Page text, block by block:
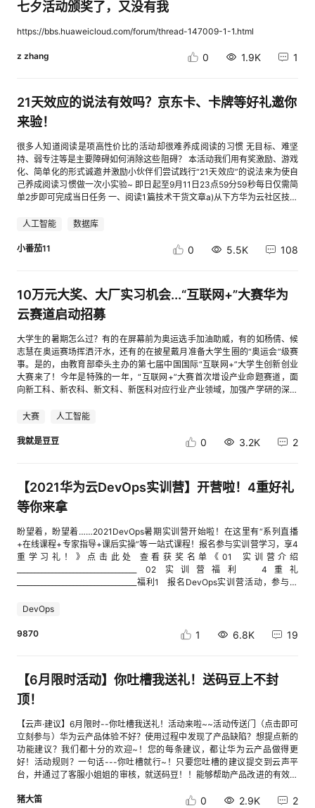
七夕活动颁奖了，又没有我
https://bbs.huaweicloud.com/forum/thread-147009-1-1.html
z zhang 0 1.9K 1
21天效应的说法有效吗？京东卡、卡牌等好礼邀你
来验！
很多人知道阅读是项高性价比的活动却很难养成阅读的习惯 无目标、难坚
持、弱专注等是主要障碍如何消除这些阻碍？ 本活动我们用有奖激励、游戏
化、简单化的形式诚邀并激励小伙伴们尝试践行“21天效应”的说法来为使自
己养成阅读习惯做一次小实验~ 即日起至9月11日23点59分59秒每日仅需简
单2步即可完成当日任务 一、阅读1篇技术干货文章a)从下方华为云社区技术
卡记录,模板——我的flag： x天内，每天读xx领域技术相关文章1篇；日期 +
打卡的留言形式打卡，模板：日期 + “技术干货文章”+已阅读完毕。 按以上
格； HE2E知识卡牌仅限前5名完成连续21天打卡的小伙伴获得~获奖结果将
于9月13日公布，礼品将于13日当周内发放~马上行动吧！ 精选技术文合集
列表：♦ 云原生实战丨用Go语言构建云原生应用开发基础能力的成功探索深
度丨以业务目标为导向，探索企业的云原生体系建设华为云Volcano项目思
考：容器与批量计算的碰撞出何种火花？在 K8S 大规模场景下 Service 性
能如何优化？开发利器丨如何使用ELK设计微服务中的日志收集方案？深度
丨从边缘计算的诞生到应用，探索云、边、端的协同未来微服务架构下，如
何克服分布式事务难题？解析Kubernetes优势与挑战：左手开源，右手边缘
计算从K8s网络的构筑理念说起，如何做好容器集群的保姆？♦ 人工智能成
模型训练开始图灵测试70载，回顾对话机器人的经典实践与最新进展如何基
术支撑城市楼宇智能升级实战丨看华为云EI如何帮你零基础开发开源机器人
温情回顾丨用AI为疫情季的毕业生们“拍”一张专属毕业照自动网络搜索
把手教你不用开发板，零成本搭建LiteOS开发环境「懂环境知冷暖」，看这
群开发者如何让路灯“聪明起来”♦ 数据库GaussDB（for MySQL）如何在存
储架构设计上做到高可靠、高可用技术解密：华为云自研数据库 GaussDB
的存算分离架构如何排查MySQL 连接挂死问题？系统可靠性测试引发的“踩
坑”案例200小时缩短至10小时！86万张表迁移历程分享，架构优化与新知
启发数据库面试要点：关于MySQL数据库千万级数据查询和存储从前世今
生聊一聊，大厂为啥亲睐时序数据库一场由fork引发的超时，让我们重新探
讨了Redis的抖动问题♦ 敏捷观点争鸣丨如何谨慎使用成熟度模型指导敏捷转
型？经典案例丨华为云DevCloud为DevOps转型带来的聚集效应证券行业
处？♦ 云服务器如何快速实现鲲鹏弹性云服务器的Node.js部署和高可用性？
服务器，一站式走完应用移植深度解析丨迈向 ARM 平台，何以解迁移之
丨如何用SpringBoot构建一个优秀的后端接口体系从华为云与阿里云的双11
据结构避坑丨关于C/C++陷阱与套路的精华总结华为专家倾授丨高并发设计
台网站的开发从Hash索引到LSM树，如何用索引技术进行数据库优化关于
代码重构的灵魂三问：是什么？为什么？怎么做？一个神奇的bug：OOM？
优雅终止线程？系统内存占用较高？必须收藏：20个开发技巧教你开发高性
能计算代码前沿丨解读下一代网络：算力网络正从理想照进现实精华知识丨
看Rust布道者张汉东带你入门Rust收录了8位技术专家在2020年的公开演讲
读趋势，分享一线实战经验，了解音视频传输的技术选型、云原生2.0、代
人工智能 数据库
小番茄11 0 5.5K 108
10万元大奖、大厂实习机会...“互联网+”大赛华为
云赛道启动招募
大学生的暑期怎么过？有的在屏幕前为奥运选手加油助威，有的如杨倩、候
志慧在奥运赛场挥洒汗水，还有的在披星戴月准备大学生圈的“奥运会”级赛
事。是的，由教育部牵头主办的第七届中国国际“互联网+”大学生创新创业
大赛来了！今年是特殊的一年，“互联网+”大赛首次增设产业命题赛道，面
向新工科、新农科、新文科、新医科对应行业产业领域，加强产学研的深入
+”大赛对新技术、新产品、新业态、新模式的倡导，华为深入参与产业命题
列命题。在这次产业命题赛道中，华为也为参赛大学生提供了多种支持，包
产业命题赛道，华为云都准备了哪些？先来看看什么是“产业命题赛道”。据
了解，该赛道针对企业行业技术与管理创新需求，面向产业代表性企业、行
业龙头企业以及入选国家“大众创业万众创新示范基地”的大型企业征集命
题。也就是说，由企业发布相应的命题，符合参赛资格的大学生借助高校的
学术科研能力，用可行的对策解决企业生产运营中的各种实际需求。围绕这
个要求，并结合当前云服务相关技术的发展，华为云准备了EI、IoT、应用平
台、智慧校园、AI创新应用和数据库相关的命题，具体如下：应用平台：命
题专家为你解读——理清三步解题思路，用好开发工具结合华为云API开放
平台API Exploer实现照片分类系统；区块链应用场景探索；玩转神器，高效
用，助你实现AI梦想基于华为云EI能力构建“医疗+AI”解决方案；基于华为云
EI能力构建计算机视觉产业应用；基于华为云EI能力构建大数据使能行业应
用；基于AI开发平台ModelArts和MindSpore开源框架创意作品。IoT：命题
专家为你解读——仅需四步，轻松实现场景智能化设计基于华为云IoT打造
器学习能力或HarmonyOS AI能力进行智能终端应用开发。数据库：基于
GaussDB(for MySQL)实现一个高性能、高扩展性的bufferpool（缓冲
池）。从具体的命题也能看出，华为云的产业命题主要是希望大学生能够基
于华为云的产品能力完成相关的应用开发，最终解决实际生活中的问题，强
调产学研的深度融合。参加就有奖，快收下这波福利在这次产业命题赛道
中，华为云也为参赛选提供了多种支持，包括算力支持、赛事指导、技术培
训、大咖交流等多重权益和福利。大奖+证书：C位出道奖励学生专享云资
源优享通道，华为云将为每个参赛团队提供2000元的云资源代金券支持。
另外，获奖的参赛团队最高可获得10万元云资源代金券。每项命题单独设置
金奖、银奖和铜奖，并颁发证书。单项奖项计入各地、各校的获奖总数，并
大赛 人工智能
我就是豆豆 0 3.2K 2
【2021华为云DevOps实训营】开营啦！4重好礼
等你来拿
盼望着，盼望着……2021DevOps暑期实训营开始啦！在这里有“系列直播
+在线课程+专家指导+课后实操”等一站式课程！报名参与实训营学习，享4
重学习礼！》点击此处 查看获奖名单《01 实训营介绍
__________________________________ 02 实训营福利 4重礼
__________________________________福利1 报名DevOps实训营活动，参与抽
户人数达500人，抽送50个智能保温杯。报名用户人数达1000人，加抽50
户人数达5000人，加抽15个华为AI音响。福利2：邀请好友报名DevOps实
奖励荣耀荣耀平板X6 1个。邀请好友数大于等于100个人，且排名第4,奖励
荣耀猎人战甲背包（黑色）1个。邀请好友数大于等于50个人，且排名第5-
14,各奖励荣耀蓝牙青春版耳机1个。邀请好友数大于等于30个人，排名第
15-24，各奖励荣耀蓝牙5i手环1个。邀请好友数大于等于20个人，排名第
25-44，各奖励荣耀移动电源1个。邀请好友数大于等于8个人，排名45-
94，各奖励50元京东卡1份。1、如何邀请好友：报名报完成，点击红色分
享有礼按钮（如下图），进入分享有礼页面，复制分享二维码或链接或海报
分享好友报名即可。2、好友可参与福利一抽奖，邀请人可参与福利二抽
奖。（福利二所邀好友仅限未注册过华为云账号的新用户才可参与排名）福
直播课程学习，即有机会再课堂中活动学习抽奖将会，华为惊喜好礼等你
DevOps
9870 1 6.8K 19
【6月限时活动】你吐槽我送礼！送码豆上不封
顶！
【云声·建议】6月限时--你吐槽我送礼！活动来啦~~活动传送门（点击即可
立刻参与）华为云产品体验不好？使用过程中发现了产品缺陷？想提点新的
功能建议？我们都十分的欢迎~！您的每条建议，都让华为云产品做得更
好！活动规则？一句话---你吐槽就行~！只要您吐槽的建议提交到云声平
台，并通过了客服小姐姐的审核，就送码豆！！能够帮助产品改进的有效建
先去体验我们的免费产品服务~再来吐吐槽~如果您是老用户吐槽走起，体验
猪大笛 0 2.9K 2